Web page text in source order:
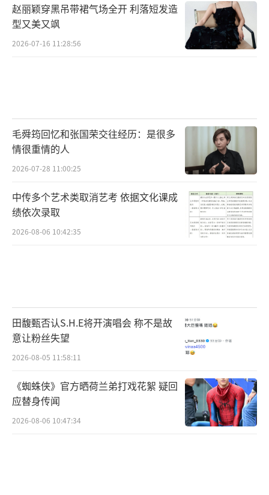
赵丽颖穿黑吊带裙气场全开 利落短发造
型又美又飒
2026-07-16 11:28:56
毛舜筠回忆和张国荣交往经历：是很多
情很重情的人
2026-07-28 11:00:25
中传多个艺术类取消艺考 依据文化课成
绩依次录取
2026-08-06 10:42:35
田馥甄否认S.H.E将开演唱会 称不是故
意让粉丝失望
2026-08-05 11:58:11
《蜘蛛侠》官方晒荷兰弟打戏花絮 疑回
应替身传闻
2026-08-06 10:47:34